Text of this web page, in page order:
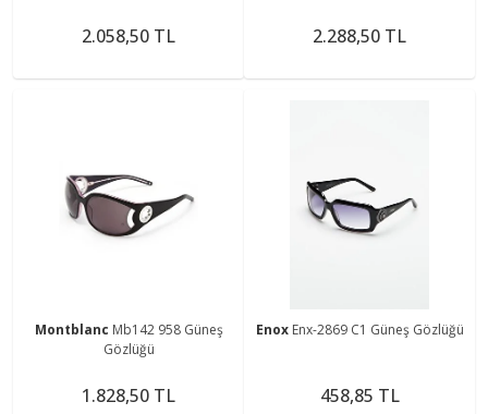
2.058,50 TL 2.288,50 TL
Montblanc Mb142 958 Güneş
Gözlüğü
1.828,50 TL
Enox Enx-2869 C1 Güneş Gözlüğü
458,85 TL